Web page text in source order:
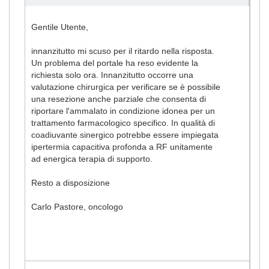
Gentile Utente,
innanzitutto mi scuso per il ritardo nella risposta.
Un problema del portale ha reso evidente la
richiesta solo ora. Innanzitutto occorre una
valutazione chirurgica per verificare se è possibile
una resezione anche parziale che consenta di
riportare l'ammalato in condizione idonea per un
trattamento farmacologico specifico. In qualità di
coadiuvante sinergico potrebbe essere impiegata
ipertermia capacitiva profonda a RF unitamente
ad energica terapia di supporto.
Resto a disposizione
Carlo Pastore, oncologo